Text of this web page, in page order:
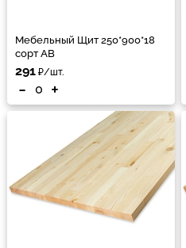
Мебельный Щит 250*900*18
сорт АВ
291 ₽/шт.
- +